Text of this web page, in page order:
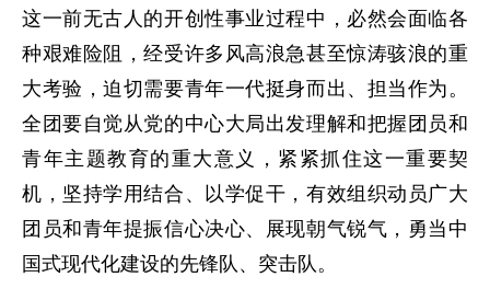
这一前无古人的开创性事业过程中，必然会面临各
种艰难险阻，经受许多风高浪急甚至惊涛骇浪的重
大考验，迫切需要青年一代挺身而出、担当作为。
全团要自觉从党的中心大局出发理解和把握团员和
青年主题教育的重大意义，紧紧抓住这一重要契
机，坚持学用结合、以学促干，有效组织动员广大
团员和青年提振信心决心、展现朝气锐气，勇当中
国式现代化建设的先锋队、突击队。